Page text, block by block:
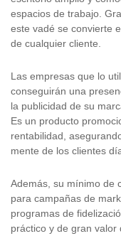
espacios de trabajo.
este vadé se convierte
de cualquier cliente.
Las empresas que lo
conseguirán una
la publicidad de su
Es un producto
rentabilidad,
mente de los clientes
Además, su mínimo de
para campañas de
programas de
práctico y de gran